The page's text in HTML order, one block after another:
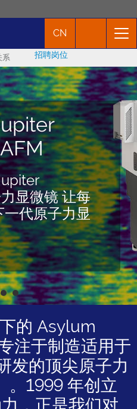
应用
产品
新闻
场活动
络我们
CN
系 招聘岗位
显微镜 让每
代原子力显
2025
Now
显微镜获
新奖
仪技术的新
镜（AFM）
得三项全球知
获得了权威
R&D
的2024年
R&D 100
覆者特别认
的 Asylum
注于制造适用于
发的顶尖原子力
。1999 年创立